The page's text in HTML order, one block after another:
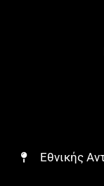
Εθνικής